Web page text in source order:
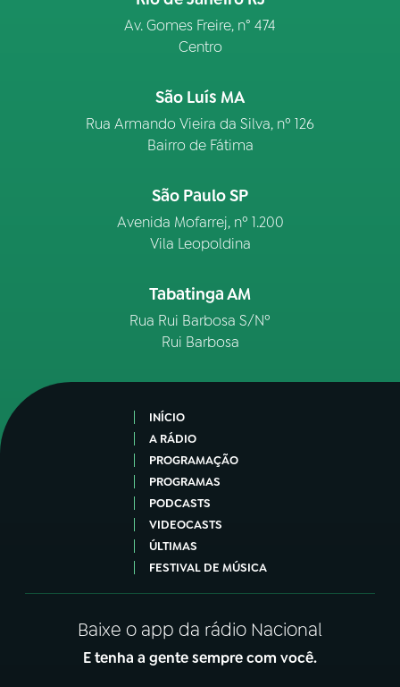
Av. Gomes Freire, n° 474
Centro
São Luís MA
Rua Armando Vieira da Silva, nº 126
Bairro de Fátima
São Paulo SP
Avenida Mofarrej, nº 1.200
Vila Leopoldina
Tabatinga AM
Rua Rui Barbosa S/Nº
Rui Barbosa
INÍCIO
A RÁDIO
PROGRAMAÇÃO
PROGRAMAS
PODCASTS
VIDEOCASTS
ÚLTIMAS
FESTIVAL DE MÚSICA
Baixe o app da rádio Nacional
E tenha a gente sempre com você.